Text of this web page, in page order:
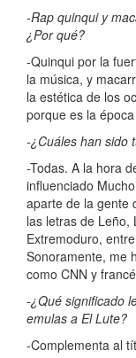
-Rap quinqui y
¿Por qué?
-Quinqui por la
la música, y
la estética de los
porque es la
-¿Cuáles han sido
-Todas. A la hora
influenciado
aparte de la gente
las letras de Leño,
Extremoduro,
Sonoramente, me
como CNN y
-¿Qué significado
emulas a El Lute?
-Complementa al